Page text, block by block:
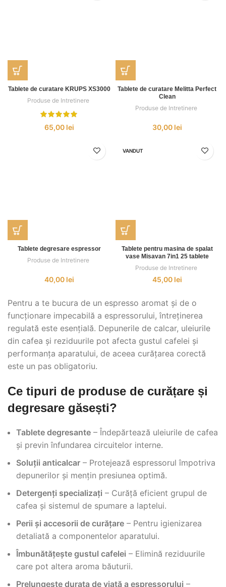
Tablete de curatare KRUPS XS3000
Produse de Intretinere
65,00 lei
Tablete de curatare Melitta Perfect
Clean
Produse de Intretinere
30,00 lei
Tablete degresare espressor
Produse de Intretinere
40,00 lei
VANDUT
Tablete pentru masina de spalat
vase Misavan 7in1 25 tablete
Produse de Intretinere
45,00 lei
Pentru a te bucura de un espresso aromat și de o
funcționare impecabilă a espressorului, întreținerea
regulată este esențială. Depunerile de calcar, uleiurile
din cafea și reziduurile pot afecta gustul cafelei și
performanța aparatului, de aceea curățarea corectă
este un pas obligatoriu.
Ce tipuri de produse de curățare și
degresare găsești?
Tablete degresante – Îndepărtează uleiurile de cafea
și previn înfundarea circuitelor interne.
Soluții anticalcar – Protejează espressorul împotriva
depunerilor și mențin presiunea optimă.
Detergenți specializați – Curăță eficient grupul de
cafea și sistemul de spumare a laptelui.
Perii și accesorii de curățare – Pentru igienizarea
detaliată a componentelor aparatului.
Îmbunătățește gustul cafelei – Elimină reziduurile
care pot altera aroma băuturii.
Prelungește durata de viață a espressorului –